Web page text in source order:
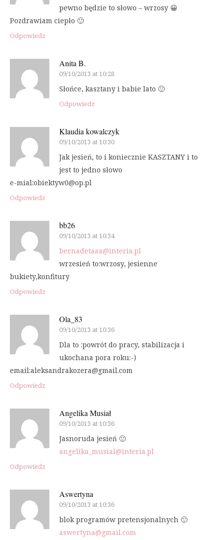
pewno będzie to słowo – wrzosy 😀
Pozdrawiam ciepło 🙂
Odpowiedz
Anita B.
09/10/2013 at 10:28
Słońce, kasztany i babie lato 🙂
Odpowiedz
Klaudia kowalczyk
09/10/2013 at 10:30
Jak jesień, to i koniecznie KASZTANY i to
jest to jedno słowo
e-mial:obiektyw0@op.pl
Odpowiedz
bb26
09/10/2013 at 10:34
bernadetaaa@interia.pl
wrzesień to:wrzosy, jesienne
bukiety,konfitury
Odpowiedz
Ola_83
09/10/2013 at 10:36
Dla to :powrót do pracy, stabilizacja i
ukochana pora roku:-)
email:aleksandrakozera@gmail.com
Odpowiedz
Angelika Musiał
09/10/2013 at 10:36
Jasnoruda jesień 🙂
angelika_musial@interia.pl
Odpowiedz
Aswertyna
09/10/2013 at 10:36
blok programów pretensjonalnych 🙂
aswertyna@gmail.com